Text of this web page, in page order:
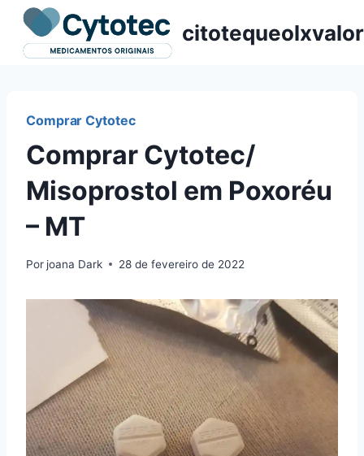
Pular
para
citotequeolxvalor
Comprar Cytotec
Comprar Cytotec/
Misoprostol em Poxoréu
– MT
Por joana Dark 28 de fevereiro de 2022